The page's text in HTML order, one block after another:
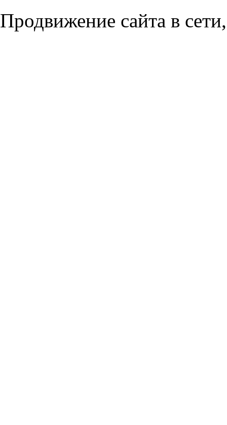
Продвижение сайта в